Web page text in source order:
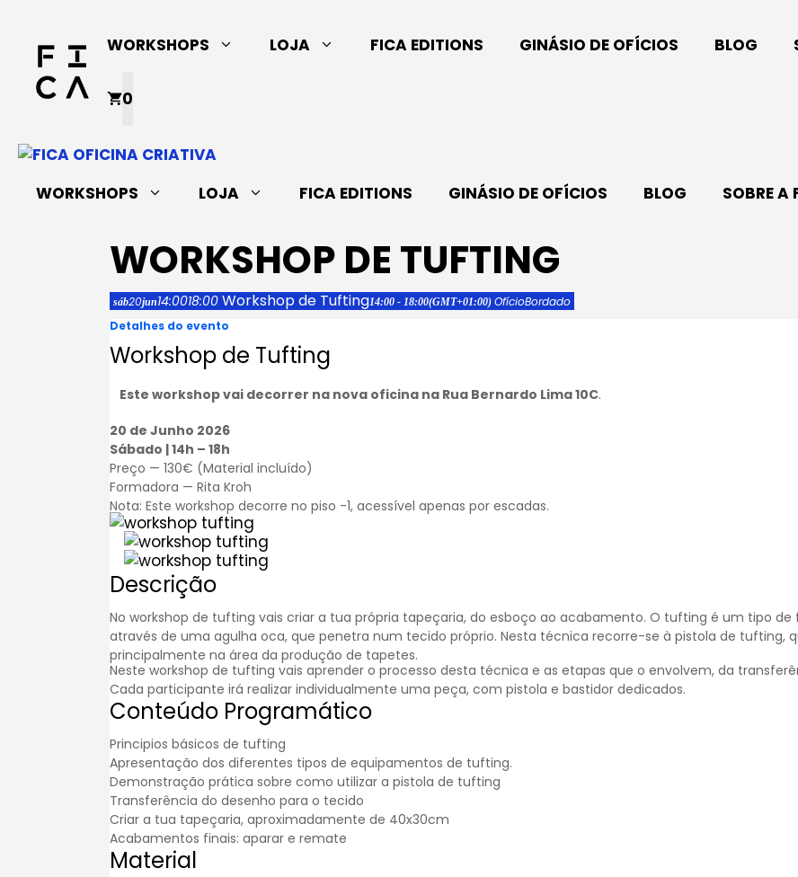
conteúdo
WORKSHOPS LOJA FICA EDITIONS GINÁSIO DE OFÍCIOS BLOG
0
WORKSHOPS LOJA FICA EDITIONS GINÁSIO DE OFÍCIOS BLOG SOBRE A
WORKSHOP DE TUFTING
sáb20jun14:0018:00 Workshop de Tufting14:00 - 18:00(GMT+01:00) OfícioBordado
Detalhes do evento
Workshop de Tufting
Este workshop vai decorrer na nova oficina na Rua Bernardo Lima 10C.
20 de Junho 2026
Sábado | 14h – 18h
Preço — 130€ (Material incluído)
Formadora — Rita Kroh
Nota: Este workshop decorre no piso -1, acessível apenas por escadas.
Descrição
No workshop de tufting vais criar a tua própria tapeçaria, do esboço ao acabamento. O tufting é um tipo
através de uma agulha oca, que penetra num tecido próprio. Nesta técnica recorre-se à pistola de tufting,
principalmente na área da produção de tapetes.
Neste workshop de tufting vais aprender o processo desta técnica e as etapas que o envolvem, da
Cada participante irá realizar individualmente uma peça, com pistola e bastidor dedicados.
Conteúdo Programático
Principios básicos de tufting
Apresentação dos diferentes tipos de equipamentos de tufting.
Demonstração prática sobre como utilizar a pistola de tufting
Transferência do desenho para o tecido
Criar a tua tapeçaria, aproximadamente de 40x30cm
Acabamentos finais: aparar e remate
Material